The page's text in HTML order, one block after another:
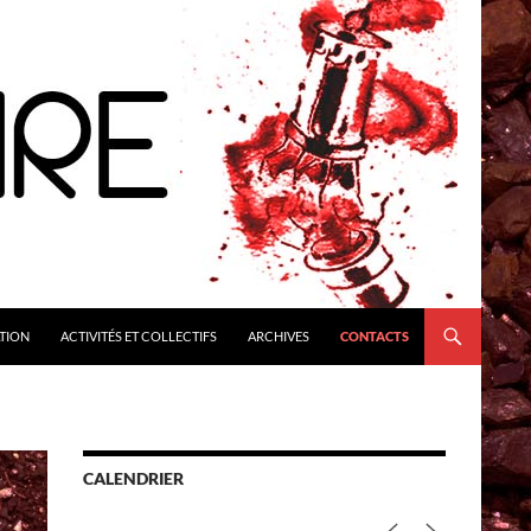
ACTIVITÉS ET COLLECTIFS ARCHIVES CONTACTS
CALENDRIER